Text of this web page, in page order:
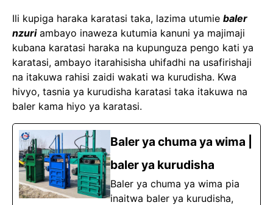
Ili kupiga haraka karatasi taka, lazima utumie baler
nzuriambayo inaweza kutumia kanuni ya majimaji
kubana karatasi haraka na kupunguza pengo kati ya
karatasi, ambayo itarahisisha uhifadhi na usafirishaji
na itakuwa rahisi zaidi wakati wa kurudisha. Kwa
hivyo, tasnia ya kurudisha karatasi taka itakuwa na
baler kama hiyo ya karatasi.
Baler ya chuma ya wima |
baler ya kurudisha
Baler ya chuma ya wima pia
inaitwa baler ya kurudisha,